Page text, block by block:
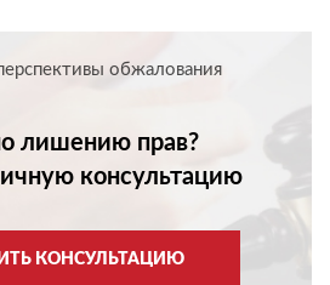
обжалования
лишению прав?
консультацию
КОНСУЛЬТАЦИЮ